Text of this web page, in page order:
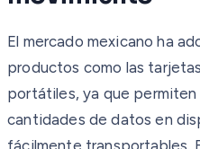
El mercado mexicano ha
productos como las
portátiles, ya que permiten
cantidades de datos en
fácilmente transportables.